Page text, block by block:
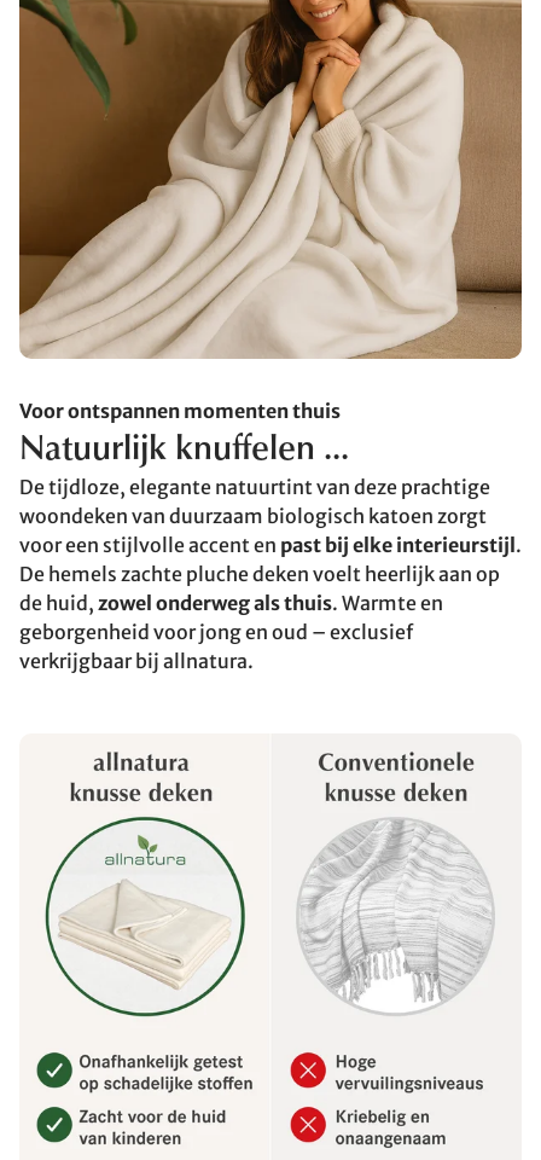
Voor ontspannen momenten thuis
Natuurlijk knuffelen ...
De tijdloze, elegante natuurtint van deze prachtige
woondeken van duurzaam biologisch katoen zorgt
voor een stijlvolle accent en past bij elke interieurstijl .
De hemels zachte pluche deken voelt heerlijk aan op
de huid, zowel onderweg als thuis. Warmte en
geborgenheid voor jong en oud – exclusief
verkrijgbaar bij allnatura.